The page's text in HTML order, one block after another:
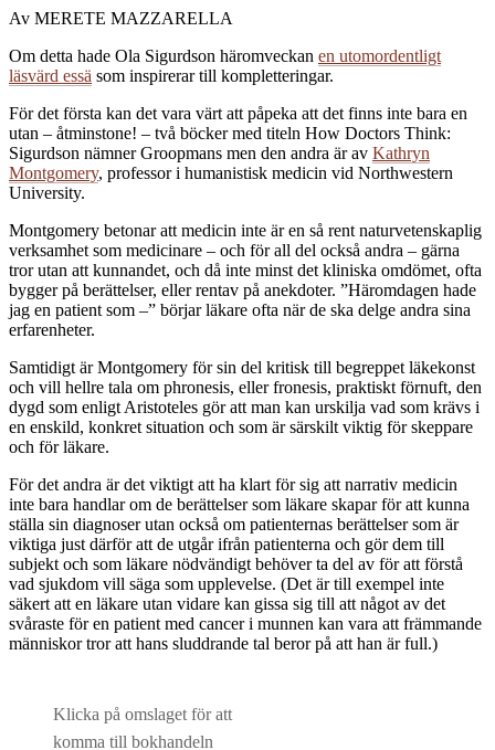
Av MERETE MAZZARELLA
Om detta hade Ola Sigurdson häromveckan en utomordentligt
läsvärd essä som inspirerar till kompletteringar.
För det första kan det vara värt att påpeka att det finns inte bara en
utan – åtminstone! – två böcker med titeln How Doctors Think:
Sigurdson nämner Groopmans men den andra är av Kathryn
Montgomery, professor i humanistisk medicin vid Northwestern
University.
Montgomery betonar att medicin inte är en så rent naturvetenskaplig
verksamhet som medicinare – och för all del också andra – gärna
tror utan att kunnandet, och då inte minst det kliniska omdömet, ofta
bygger på berättelser, eller rentav på anekdoter. ”Häromdagen hade
jag en patient som –” börjar läkare ofta när de ska delge andra sina
erfarenheter.
Samtidigt är Montgomery för sin del kritisk till begreppet läkekonst
och vill hellre tala om phronesis, eller fronesis, praktiskt förnuft, den
dygd som enligt Aristoteles gör att man kan urskilja vad som krävs i
en enskild, konkret situation och som är särskilt viktig för skeppare
och för läkare.
För det andra är det viktigt att ha klart för sig att narrativ medicin
inte bara handlar om de berättelser som läkare skapar för att kunna
ställa sin diagnoser utan också om patienternas berättelser som är
viktiga just därför att de utgår ifrån patienterna och gör dem till
subjekt och som läkare nödvändigt behöver ta del av för att förstå
vad sjukdom vill säga som upplevelse. (Det är till exempel inte
säkert att en läkare utan vidare kan gissa sig till att något av det
svåraste för en patient med cancer i munnen kan vara att främmande
människor tror att hans sluddrande tal beror på att han är full.)
Klicka på omslaget för att
komma till bokhandeln